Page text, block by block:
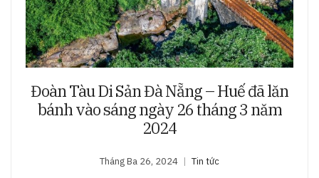
Đoàn Tàu Di Sản Đà Nẵng – Huế đã lăn
bánh vào sáng ngày 26 tháng 3 năm
2024
Tháng Ba 26, 2024 Tin tức